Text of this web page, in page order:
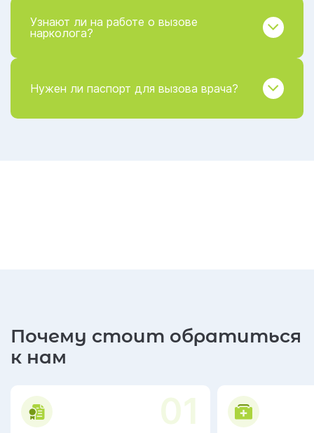
Узнают ли на работе о вызове
нарколога?
Нужен ли паспорт для вызова врача?
Почему стоит обратиться
к нам
01